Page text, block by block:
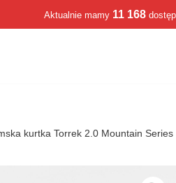
Aktualnie mamy 11 168
kurtka Torrek 2.0 Mountain Series